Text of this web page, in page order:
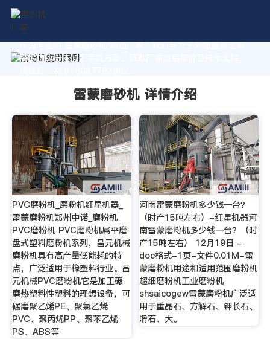
作为专业的 雷蒙磨砂机 制造厂家，我们致力于为您量身定制
高价值的粉体加工系统方案。获取厂家直销报价及技术支持，
雷蒙磨砂机 详情介绍
PVC磨粉机_磨粉机红星机器_
雷蒙磨粉机郑州中诺_磨粉机
PVC磨粉机 PVC磨粉机属平磨
盘式塑料磨粉机系列，昌元机械
磨粉机具有高产量低能耗的特
点，广泛适用于橡塑料行业。昌
元机械PVC磨粉机它是加工碾
磨热塑料性塑料的理想设备，可
碾磨聚乙烯PE、聚氯乙烯
PVC、聚丙烯PP、聚苯乙烯
PS、ABS等
河南雷蒙磨粉机多少钱一台？
（时产15吨左右）-红星机器河
南雷蒙磨粉机多少钱一台？（时
产15吨左右） 12月19日 -
doc格式-1页-文件0.01M-雷
蒙磨粉机用途和适用范围磨粉机
超细磨粉机工业磨粉机
shsaicogew雷蒙磨粉机广泛适
用于重晶石、方解石、钾长石、
滑石、大。